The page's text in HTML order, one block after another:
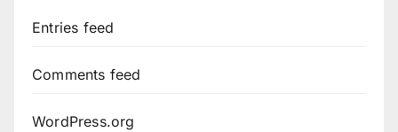
Entries feed
Comments feed
WordPress.org